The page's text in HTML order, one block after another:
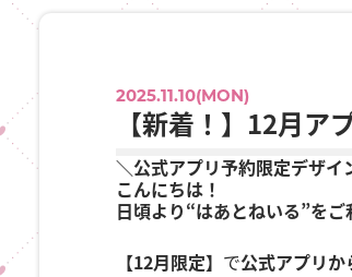
2025.11.10(MON)
【新着！】12月ア
＼公式アプリ予約限定デザイ
こんにちは！
日頃より“はあとねいる”をご
【12月限定】 で公式アプリ